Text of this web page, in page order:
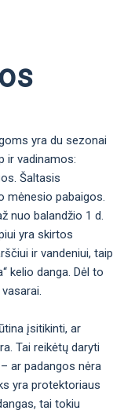
yra du sezonai
ir vadinamos:
Šaltasis
mėnesio pabaigos.
nuo balandžio 1 d.
yra skirtos
ir vandeniui, taip
kelio danga. Dėl to
įsitikinti, ar
Tai reikėtų daryti
ar padangos nėra
yra protektoriaus
tai tokiu